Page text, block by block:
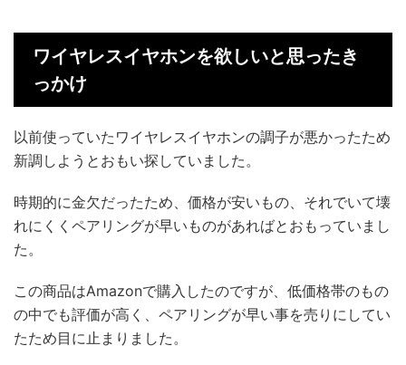
ワイヤレスイヤホンを欲しいと思ったき
っかけ
以前使っていたワイヤレスイヤホンの調子が悪かったため
新調しようとおもい探していました。
時期的に金欠だったため、価格が安いもの、それでいて壊
れにくくペアリングが早いものがあればとおもっていまし
た。
この商品はAmazonで購入したのですが、低価格帯のもの
の中でも評価が高く、ペアリングが早い事を売りにしてい
たため目に止まりました。